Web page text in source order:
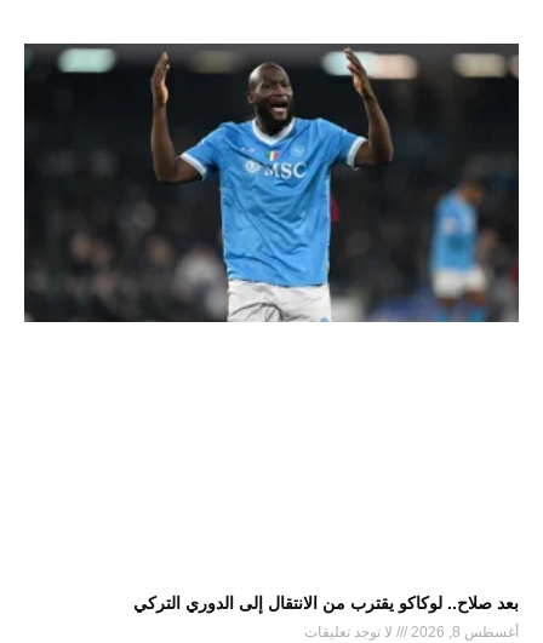
بعد صلاح.. لوكاكو يقترب من الانتقال إلى الدوري التركي
أغسطس 8, 2026 لا توجد تعليقات